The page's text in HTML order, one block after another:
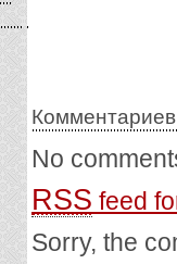
No
RSS feed
Sorry, the